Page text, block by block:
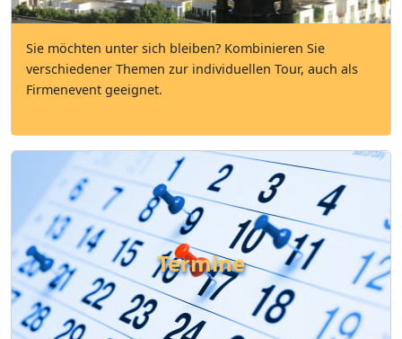
Sie möchten unter sich bleiben? Kombinieren Sie
verschiedener Themen zur individuellen Tour, auch als
Firmenevent geeignet.
Termine